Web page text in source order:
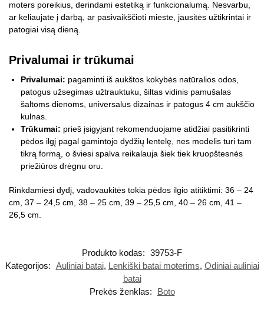
moters poreikius, derindami estetiką ir funkcionalumą. Nesvarbu,
ar keliaujate į darbą, ar pasivaikščioti mieste, jausitės užtikrintai ir
patogiai visą dieną.
Privalumai ir trūkumai
Privalumai: pagaminti iš aukštos kokybės natūralios odos,
patogus užsegimas užtrauktuku, šiltas vidinis pamušalas
šaltoms dienoms, universalus dizainas ir patogus 4 cm aukščio
kulnas.
Trūkumai: prieš įsigyjant rekomenduojame atidžiai pasitikrinti
pėdos ilgį pagal gamintojo dydžių lentelę, nes modelis turi tam
tikrą formą, o šviesi spalva reikalauja šiek tiek kruopštesnės
priežiūros drėgnu oru.
Rinkdamiesi dydį, vadovaukitės tokia pėdos ilgio atitiktimi: 36 – 24
cm, 37 – 24,5 cm, 38 – 25 cm, 39 – 25,5 cm, 40 – 26 cm, 41 –
26,5 cm.
Produkto kodas: 39753-F
Kategorijos: Auliniai batai, Lenkiški batai moterims, Odiniai auliniai
batai
Prekės ženklas:
Boto